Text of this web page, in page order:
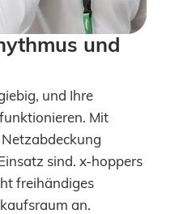
und
und Ihre
Mit
sind. x-hoppers
freihändiges
an.